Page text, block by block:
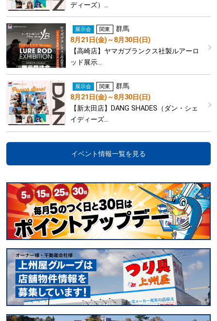
ディーズ）…
展示会 関東
群馬
8月21日(金)～8月30日(日)
【高崎店】ヤマガブランクス社製ルアーロ
ッド展示…
展示会 関東
群馬
8月21日(金)～8月30日(日)
【新太田店】DANG SHADES（ダン・シェ
イディーズ…
イベント情報一覧を見る